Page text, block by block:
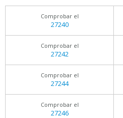
Comprobar el
27240
Comprobar el
27242
Comprobar el
27244
Comprobar el
27246